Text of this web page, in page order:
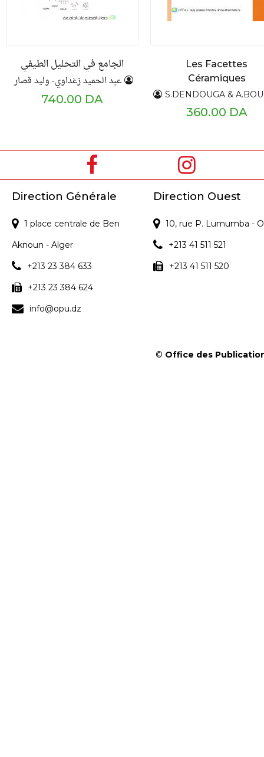
الجامع في التحليل الطيفي
عبد الحميد زغداوي- وليد قصار
740.00 DA
Les Facettes
Céramiques
S.DENDOUGA & A.BOUKEMOUCHE &
360.00 DA
Direction Générale
1 place centrale de Ben
Aknoun - Alger
+213 23 384 633
+213 23 384 624
info@opu.dz
Direction Ouest
10, rue P. Lumumba -
+213 41 511 521
+213 41 511 520
© Office des